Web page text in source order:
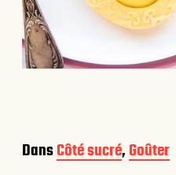
DansCôté sucré,Goûter